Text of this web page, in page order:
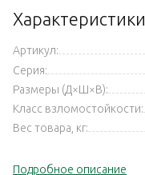
Характеристики
Артикул:
Серия:
Размеры (Д×Ш×В):
Класс взломостойкости:
Вес товара, кг:
Подробное описание